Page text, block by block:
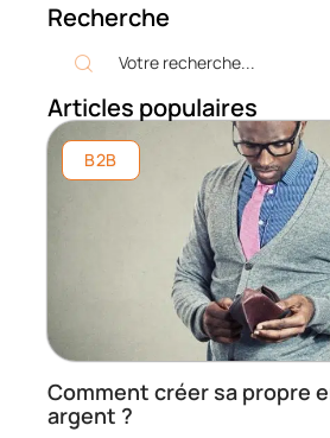
Recherche
Articles populaires
B2B
Comment créer sa propre
argent ?